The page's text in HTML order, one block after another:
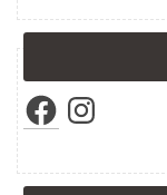
FacebookInstagram